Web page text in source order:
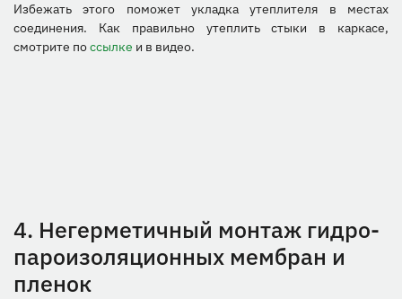
Избежать этого поможет укладка утеплителя в местах
соединения. Как правильно утеплить стыки в каркасе,
смотрите поссылке и в видео.
4. Негерметичный монтаж гидро-
пароизоляционных мембран и
пленок